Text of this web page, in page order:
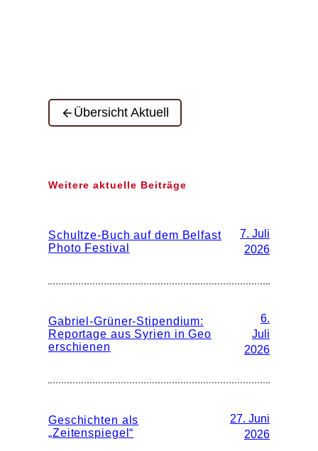
Übersicht Aktuell
Weitere aktuelle Beiträge
Schultze-Buch auf dem Belfast
Photo Festival
7. Juli
2026
Gabriel-Grüner-Stipendium:
Reportage aus Syrien in Geo
erschienen
6.
Juli
2026
Geschichten als
„Zeitenspiegel“
27. Juni
2026